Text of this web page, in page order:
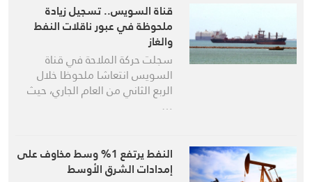
قناة السويس.. تسجيل زيادة
ملحوظة في عبور ناقلات النفط
والغاز
سجلت حركة الملاحة في قناة
السويس انتعاشا ملحوظا خلال
الربع الثاني من العام الجاري، حيث
…
النفط يرتفع 1% وسط مخاوف على
إمدادات الشرق الأوسط